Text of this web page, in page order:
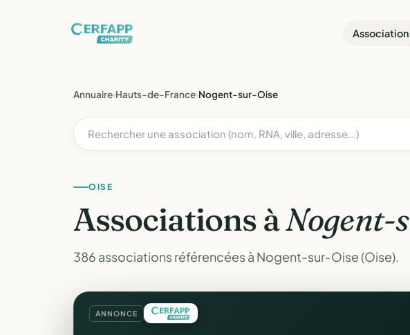
Annuaire›Hauts-de-France›Nogent-sur-Oise
OISE
Associations àNogent-
386 associations référencées à Nogent-sur-Oise (Oise).
ANNONCE